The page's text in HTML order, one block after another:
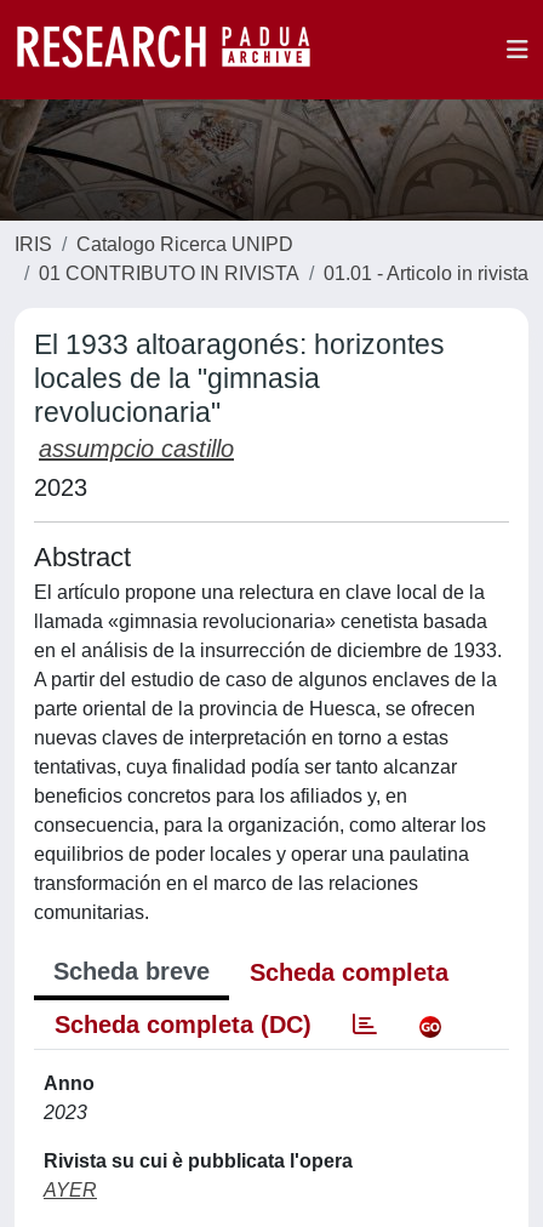
IRIS
Catalogo Ricerca UNIPD
01 CONTRIBUTO IN RIVISTA
01.01 - Articolo in rivista
El 1933 altoaragonés: horizontes
locales de la "gimnasia
revolucionaria"
assumpcio castillo
2023
Abstract
El artículo propone una relectura en clave local de la
llamada «gimnasia revolucionaria» cenetista basada
en el análisis de la insurrección de diciembre de 1933.
A partir del estudio de caso de algunos enclaves de la
parte oriental de la provincia de Huesca, se ofrecen
nuevas claves de interpretación en torno a estas
tentativas, cuya finalidad podía ser tanto alcanzar
beneficios concretos para los afiliados y, en
consecuencia, para la organización, como alterar los
equilibrios de poder locales y operar una paulatina
transformación en el marco de las relaciones
comunitarias.
Scheda breve
Scheda completa
Scheda completa (DC)
Anno
2023
Rivista su cui è pubblicata l'opera
AYER